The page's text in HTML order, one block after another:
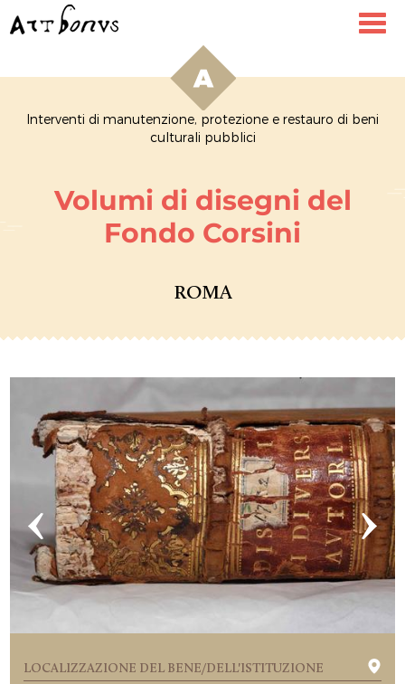
Interventi di manutenzione, protezione e restauro di beni
culturali pubblici
Volumi di disegni del
Fondo Corsini
ROMA
LOCALIZZAZIONE DEL BENE/DELL'ISTITUZIONE